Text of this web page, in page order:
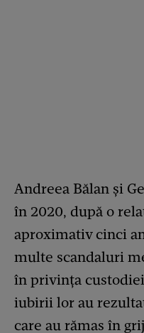
Andreea Bălan și
în 2020, după o
aproximativ cinci
multe scandaluri
în privința
iubirii lor au
care au rămas în